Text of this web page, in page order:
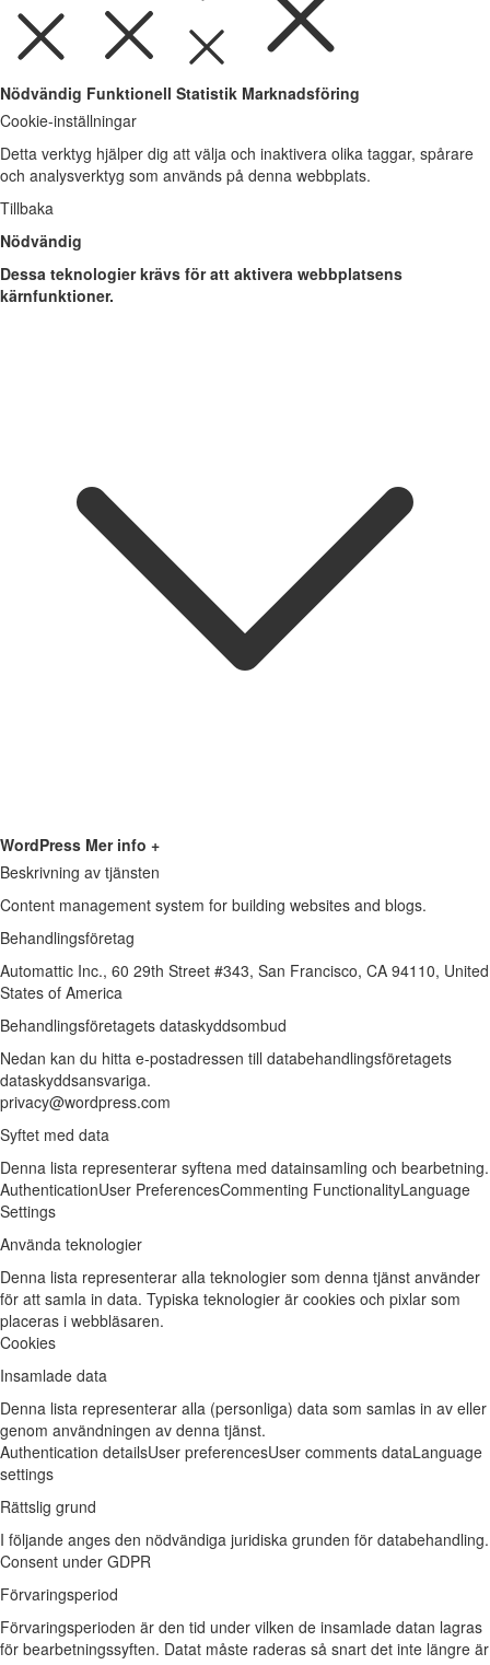
Nödvändig Funktionell Statistik Marknadsföring
Cookie-inställningar
Detta verktyg hjälper dig att välja och inaktivera olika taggar, spårare
och analysverktyg som används på denna webbplats.
Tillbaka
Nödvändig
Dessa teknologier krävs för att aktivera webbplatsens
kärnfunktioner.
WordPress Mer info +
Beskrivning av tjänsten
Content management system for building websites and blogs.
Behandlingsföretag
Automattic Inc., 60 29th Street #343, San Francisco, CA 94110, United
States of America
Behandlingsföretagets dataskyddsombud
Nedan kan du hitta e-postadressen till databehandlingsföretagets
dataskyddsansvariga.
privacy@wordpress.com
Syftet med data
Denna lista representerar syftena med datainsamling och bearbetning.
AuthenticationUser PreferencesCommenting FunctionalityLanguage
Settings
Använda teknologier
Denna lista representerar alla teknologier som denna tjänst använder
för att samla in data. Typiska teknologier är cookies och pixlar som
placeras i webbläsaren.
Cookies
Insamlade data
Denna lista representerar alla (personliga) data som samlas in av eller
genom användningen av denna tjänst.
Authentication detailsUser preferencesUser comments dataLanguage
settings
Rättslig grund
I följande anges den nödvändiga juridiska grunden för databehandling.
Consent under GDPR
Förvaringsperiod
Förvaringsperioden är den tid under vilken de insamlade datan lagras
för bearbetningssyften. Datat måste raderas så snart det inte längre är